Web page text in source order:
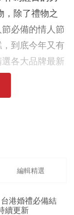
，除了禮物之
必備的情人節
到底今年又有
各大品牌最新
編輯精選
港婚禮必備結
續更新